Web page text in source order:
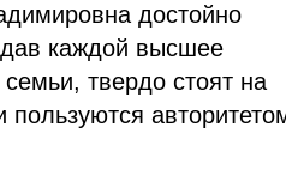
достойно
каждой высшее
твердо стоят на